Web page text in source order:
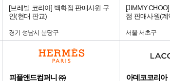
[브레빌 코리아] 백화점 판매사원 구
인(현대 판교)
경기 성남시 분당구
[JIMMY
점 판매사원(
서울 서초구
피플앤드컴퍼니 ㈜ 아데코코리아